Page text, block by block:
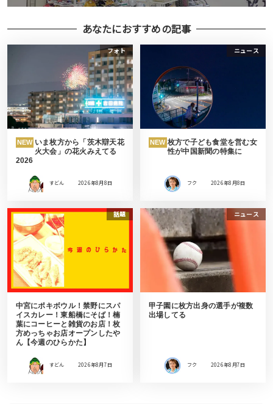
あなたにおすすめの記事
フォト
NEW いま枚方から「茨木辯天花
火大会」の花火みえてる
2026
すどん 2026年8月8日
ニュース
NEW 枚方で子ども食堂を営む女
性が中国新聞の特集に
フク 2026年8月8日
話題
中宮にポキボウル！禁野にスパ
イスカレー！東船橋にそば！楠
葉にコーヒーと雑貨のお店！枚
方めっちゃお店オープンしたや
ん【今週のひらかた】
すどん 2026年8月7日
ニュース
甲子園に枚方出身の選手が複数
出場してる
フク 2026年8月7日